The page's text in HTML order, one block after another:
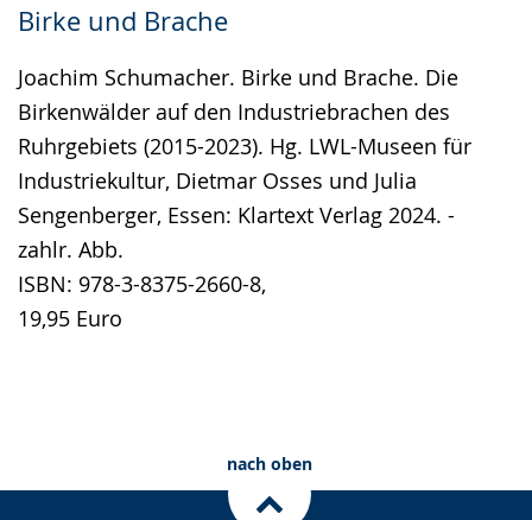
Birke und Brache
Joachim Schumacher. Birke und Brache. Die
Birkenwälder auf den Industriebrachen des
Ruhrgebiets (2015-2023). Hg. LWL-Museen für
Industriekultur, Dietmar Osses und Julia
Sengenberger, Essen: Klartext Verlag 2024. -
zahlr. Abb.
ISBN: 978-3-8375-2660-8,
19,95 Euro
nach oben